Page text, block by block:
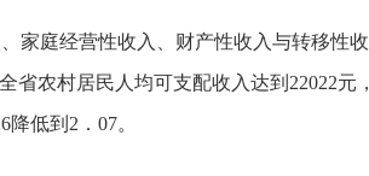
家庭经营性收入、财产性收入与转移性收
省农村居民人均可支配收入达到22022元，
低到2．07。